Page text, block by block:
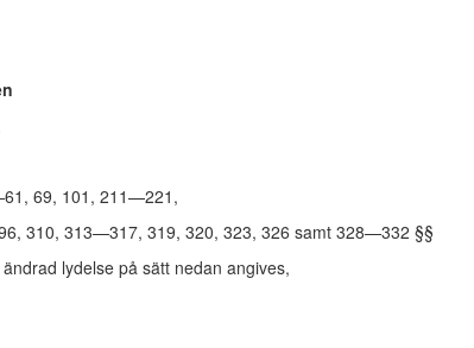
69, 101, 211—221,
310, 313—317, 319, 320, 323, 326 samt 328—332 §§
lydelse på sätt nedan angives,